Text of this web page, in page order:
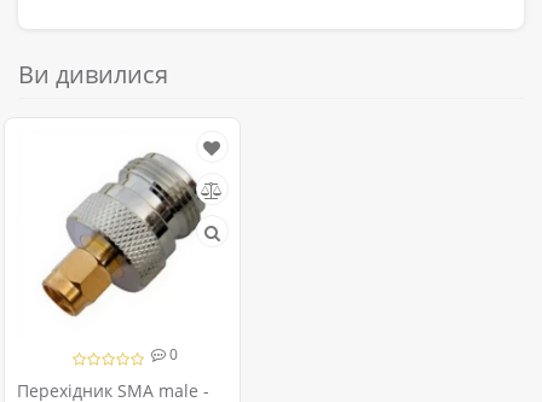
Ви дивилися
0
Перехідник SMA male -